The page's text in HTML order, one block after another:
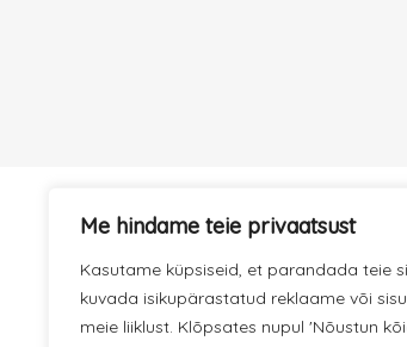
Me hindame teie privaatsust
Kasutame küpsiseid, et parandada teie
kuvada isikupärastatud reklaame või
meie liiklust. Klõpsates nupul 'Nõustun
Hoolitseme selle eest, et kaup
jõuaks kiiresti kohale.